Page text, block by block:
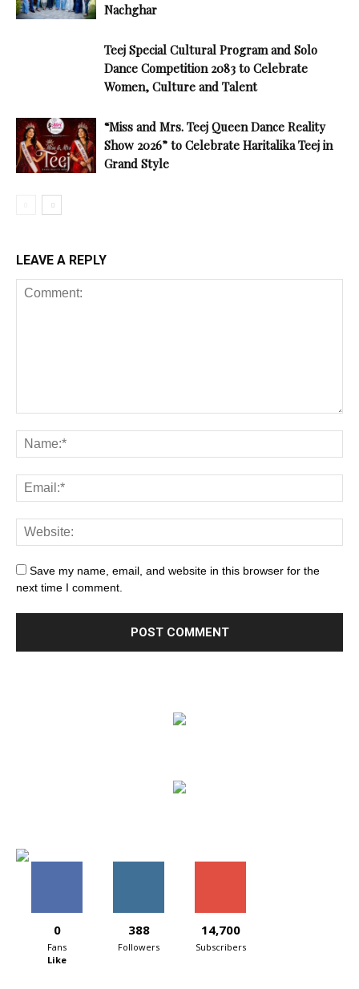
Nachghar
Teej Special Cultural Program and Solo
Dance Competition 2083 to Celebrate
Women, Culture and Talent
“Miss and Mrs. Teej Queen Dance Reality
Show 2026” to Celebrate Haritalika Teej in
Grand Style
LEAVE A REPLY
Save my name, email, and website in this browser for the
next time I comment.
0
Fans
Like
388
Followers
14,700
Subscribers